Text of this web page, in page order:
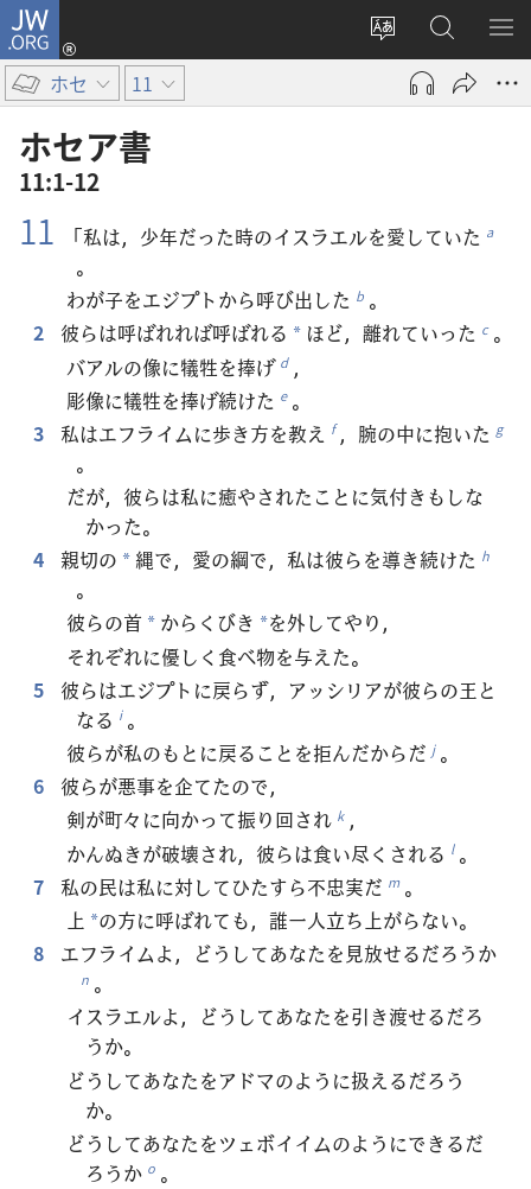
JW.ORG
サ
ト
を
変
ロ
グ
ン
ブ
開
く）
JW.ORG
の
検
メ
を
ホセ 11
ホセア​書
11:1-12
11 「私は，少年だった時のイスラエルを愛していた a
。
わが子をエジプトから呼び出した b 。
2
彼らは呼ばれれば呼ばれる * ほど，離れていった c 。
バアルの像に犠牲を捧げ d ，
彫像に犠牲を捧げ続けた e 。
3
私はエフライムに歩き方を教え f ，腕の中に抱いた g
。
だが，彼らは私に癒やされたことに気付きもしな
かった。
4
親切の * 縄で，愛の綱で，私は彼らを導き続けた h
。
彼らの首 * からくびき *を外してやり，
それぞれに優しく食べ物を与えた。
5
彼らはエジプトに戻らず，アッシリアが彼らの王と
なる i 。
彼らが私のもとに戻ることを拒んだからだ j 。
6
彼らが悪事を企てたので，
剣が町々に向かって振り回され k ，
かんぬきが破壊され，彼らは食い尽くされる l 。
7
私の民は私に対してひたすら不忠実だ m 。
上 *の方に呼ばれても，誰一人立ち上がらない。
8
エフライムよ，どうしてあなたを見放せるだろうか
n 。
イスラエルよ，どうしてあなたを引き渡せるだろ
うか。
どうしてあなたをアドマのように扱えるだろう
か。
どうしてあなたをツェボイイムのようにできるだ
ろうか o 。